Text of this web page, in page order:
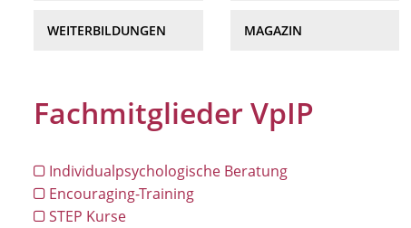
WEITERBILDUNGEN MAGAZIN
Fachmitglieder VpIP
Individualpsychologische Beratung
Encouraging-Training
STEP Kurse